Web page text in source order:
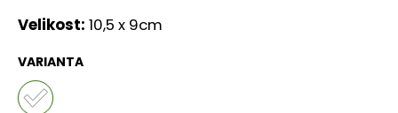
hvězdiček.
Velikost: 10,5 x 9cm
VARIANTA